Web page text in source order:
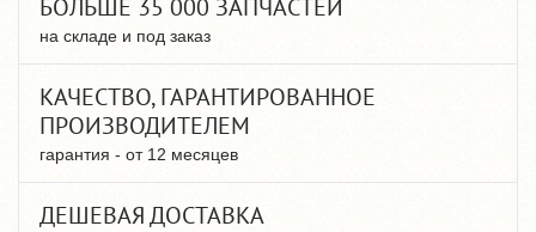
БОЛЬШЕ 35 000 ЗАПЧАСТЕЙ
на складе и под заказ
КАЧЕСТВО, ГАРАНТИРОВАННОЕ
ПРОИЗВОДИТЕЛЕМ
гарантия - от 12 месяцев
ДЕШЕВАЯ ДОСТАВКА